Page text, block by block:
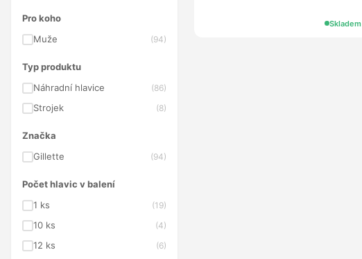
Pro koho
Muže
(94)
Typ produktu
Náhradní hlavice
(86)
Strojek (8)
Značka
Gillette
(94)
Počet hlavic v balení
1 ks
(19)
10 ks (4)
12 ks (6)
Skladem